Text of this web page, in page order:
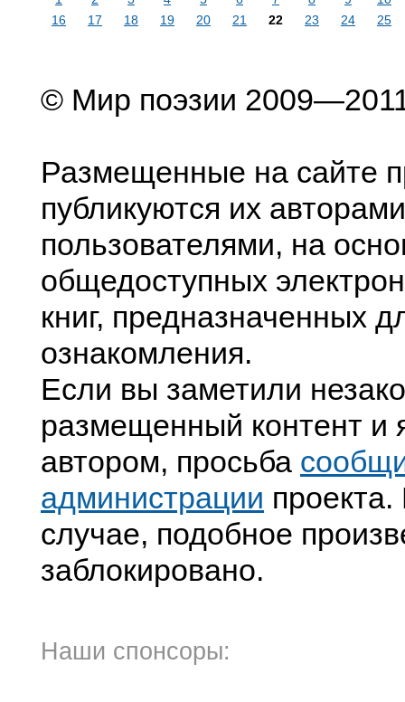
16
17 18 19 20 21 22 23 24 25
© Мир поэзии
Размещенные на сайте
публикуются их
пользователями, на
общедоступных
книг, предназначенных
ознакомления.
Если вы заметили
размещенный контент и
автором, просьба
администрации
случае, подобное
заблокировано.
Наши спонсоры: